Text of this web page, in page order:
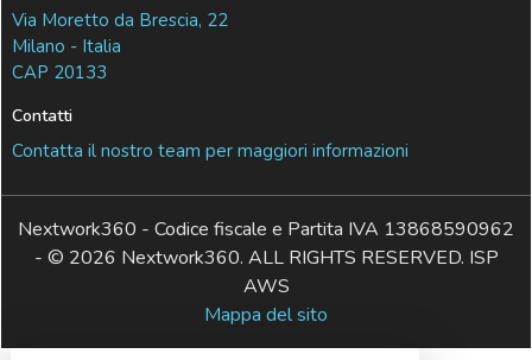
Via Moretto da Brescia, 22
Milano - Italia
CAP 20133
Contatti
Contatta il nostro team per maggiori informazioni
Nextwork360 - Codice fiscale e Partita IVA 13868590962
- © 2026 Nextwork360. ALL RIGHTS RESERVED. ISP
AWS
Mappa del sito